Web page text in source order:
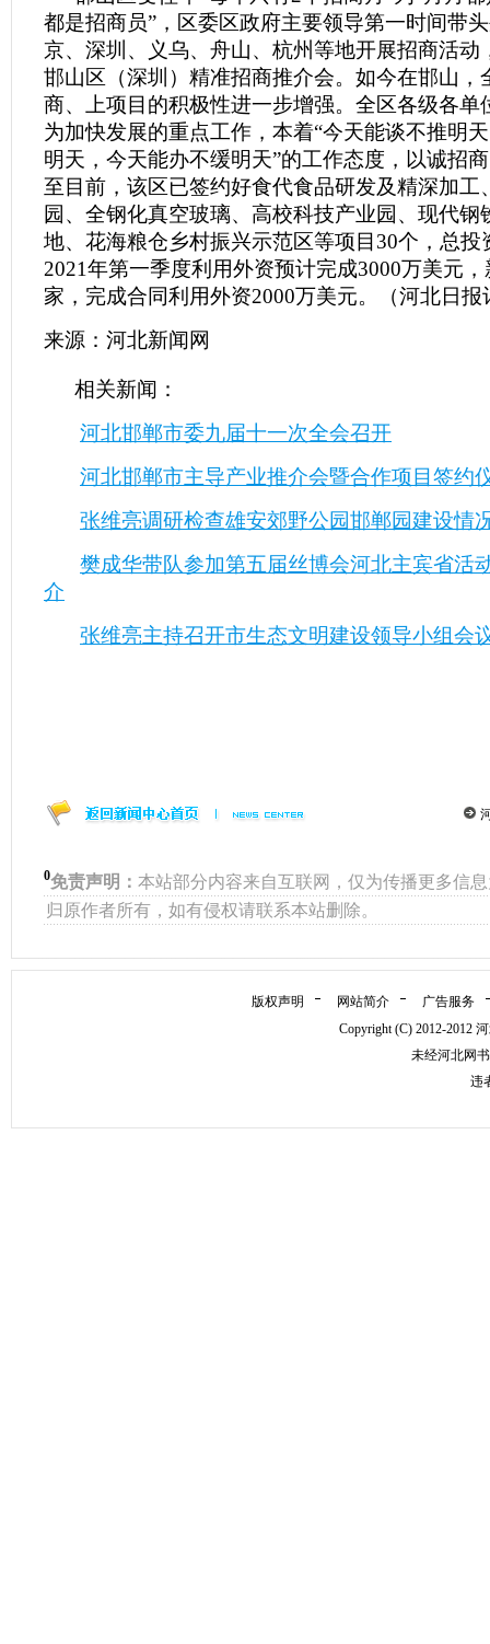
都是招商员”，区委区政府主要领导第一时间带
京、深圳、义乌、舟山、杭州等地开展招商活动
邯山区（深圳）精准招商推介会。如今在邯山，
商、上项目的积极性进一步增强。全区各级各单
为加快发展的重点工作，本着“今天能谈不推明
明天，今天能办不缓明天”的工作态度，以诚招
至目前，该区已签约好食代食品研发及精深加工
园、全钢化真空玻璃、高校科技产业园、现代钢
地、花海粮仓乡村振兴示范区等项目30个，总投
2021年第一季度利用外资预计完成3000万美元
家，完成合同利用外资2000万美元。（河北日报
来源：河北新闻网
相关新闻：
河北邯郸市委九届十一次全会召开
河北邯郸市主导产业推介会暨合作项目签约
张维亮调研检查雄安郊野公园邯郸园建设情
樊成华带队参加第五届丝博会河北主宾省活
介
张维亮主持召开市生态文明建设领导小组会
0免责声明： 本站部分内容来自互联网，仅为传播更多信
归原作者所有，如有侵权请联系本站删除。
版权声明 网站简介
广告服务
Copyright (C) 2012-2012
未经河北网
违